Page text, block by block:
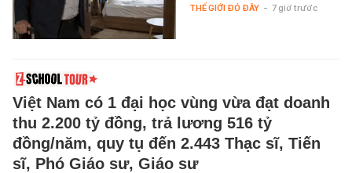
THẾ GIỚI ĐÓ ĐÂY - 7 giờ trước
Việt Nam có 1 đại học vùng vừa đạt doanh
thu 2.200 tỷ đồng, trả lương 516 tỷ
đồng/năm, quy tụ đến 2.443 Thạc sĩ, Tiến
sĩ, Phó Giáo sư, Giáo sư